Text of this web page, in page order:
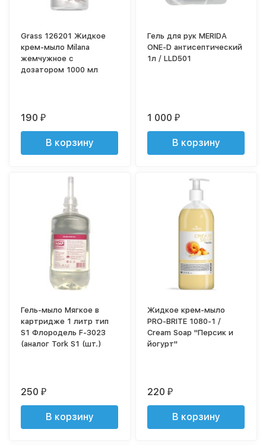
Grass 126201 Жидкое
крем-мыло Milana
жемчужное с
дозатором 1000 мл
190₽
В корзину
Гель для рук MERIDA
ONE-D антисептический
1л / LLD501
1 000₽
В корзину
Гель-мыло Мягкое в
картридже 1 литр тип
S1 Флородель F-3023
(аналог Tork S1 (шт.)
250₽
В корзину
Жидкое крем-мыло
PRO-BRITE 1080-1 /
Cream Soap "Персик и
йогурт"
220₽
В корзину